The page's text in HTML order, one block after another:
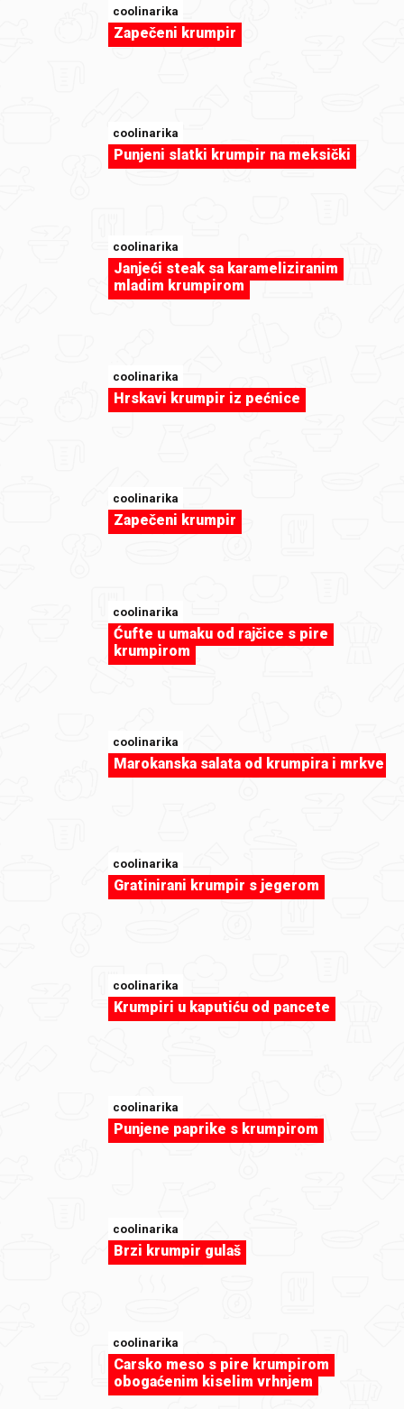
sweet-tooth
coolinarika
Zapečeni krumpir
coolinarika
Punjeni slatki krumpir na meksički
coolinarika
Janjeći steak sa karameliziranim
mladim krumpirom
coolinarika
Hrskavi krumpir iz pećnice
coolinarika
Zapečeni krumpir
coolinarika
Ćufte u umaku od rajčice s pire
krumpirom
coolinarika
Marokanska salata od krumpira i mrkve
coolinarika
Gratinirani krumpir s jegerom
coolinarika
Krumpiri u kaputiću od pancete
coolinarika
Punjene paprike s krumpirom
coolinarika
Brzi krumpir gulaš
coolinarika
Carsko meso s pire krumpirom
obogaćenim kiselim vrhnjem